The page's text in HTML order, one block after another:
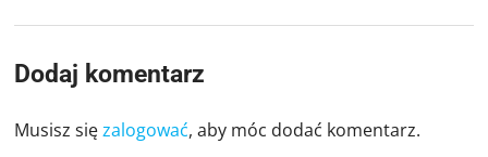
Dodaj komentarz
Musisz sięzalogować, aby móc dodać komentarz.